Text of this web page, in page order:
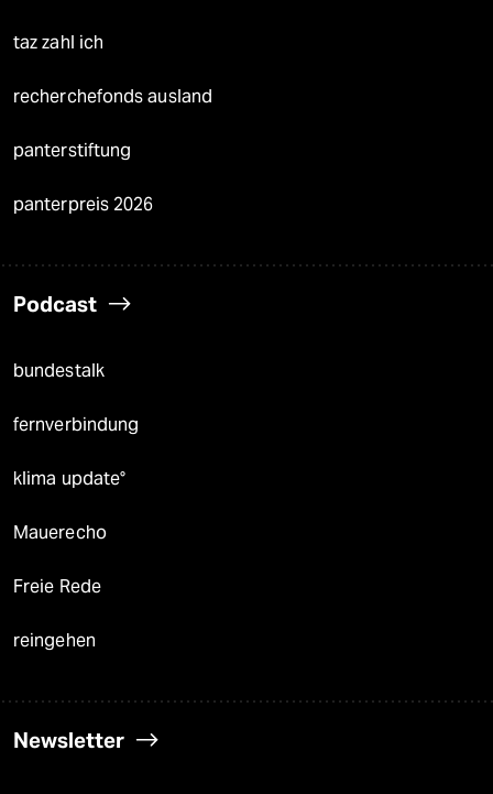
taz zahl ich
recherchefonds ausland
panterstiftung
panterpreis 2026
Podcast
bundestalk
fernverbindung
klima update°
Mauerecho
Freie Rede
reingehen
Newsletter